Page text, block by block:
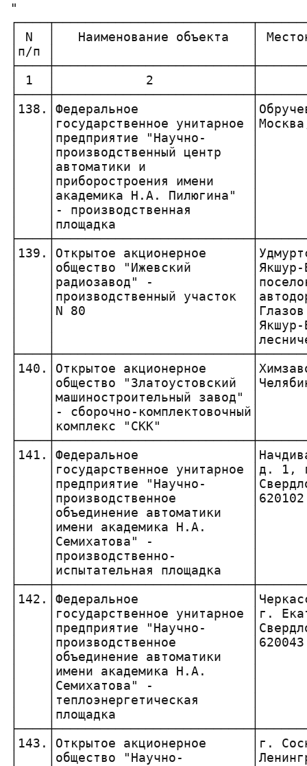
"
│ N  │   Наименование объекта   │
│п/п │                          │
│ 1  │            2             │
│138.│Федеральное
│    │государственное унитарное
│    │предприятие "Научно-
│    │производственный
│    │автоматики и
│    │приборостроения
│    │академика Н.А.
│    │- производственная
│    │площадка
│139.│Открытое акционерное
│    │общество "Ижевский
│    │радиозавод" -
│    │производственный участок
│    │N 80
│    │
│    │
│140.│Открытое акционерное
│    │общество "Златоустовский
│    │машиностроительный
│    │- сборочно-
│    │комплекс "СКК"
│141.│Федеральное
│    │государственное унитарное
│    │предприятие "Научно-
│    │производственное
│    │объединение
│    │имени академика Н.А.
│    │Семихатова" -
│    │производственно-
│    │испытательная
│142.│Федеральное
│    │государственное унитарное
│    │предприятие "Научно-
│    │производственное
│    │объединение
│    │имени академика Н.А.
│    │Семихатова" -
│    │теплоэнергетическая
│    │площадка
│143.│Открытое акционерное      │г.
│    │общество "Научно-